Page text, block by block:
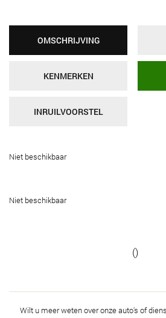
OMSCHRIJVING
KENMERKEN
INRUILVOORSTEL
Niet beschikbaar
Niet beschikbaar
()
Wilt u meer weten over onze auto's of